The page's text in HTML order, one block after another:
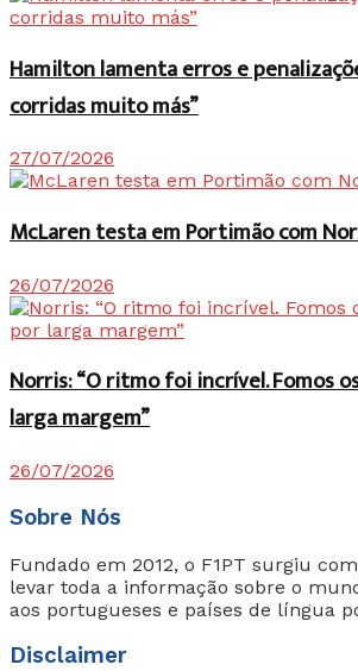
Hamilton lamenta erros e
corridas muito más”
27/07/2026
McLaren testa em Portimão com
26/07/2026
Norris: “O ritmo foi incrível. Fomos
larga margem”
26/07/2026
Sobre Nós
Fundado em 2012, o F1PT surgiu
levar toda a informação sobre o
aos portugueses e países de língua
Disclaimer